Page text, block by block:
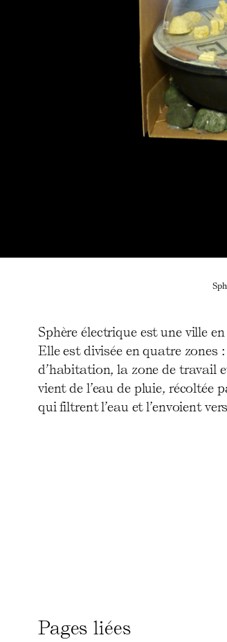
Sphère électrique est une ville
Elle est divisée en quatre zones
d’habitation, la zone de travail
vient de l’eau de pluie, récoltée
qui filtrent l’eau et l’envoient
Pages liées